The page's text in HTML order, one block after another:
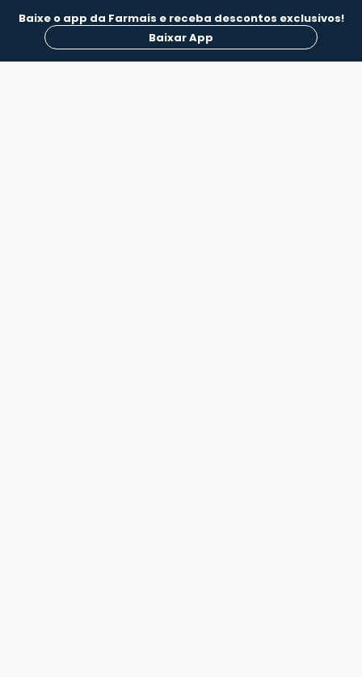
Baixe o app da Farmais e receba descontos exclusivos!
Baixar App